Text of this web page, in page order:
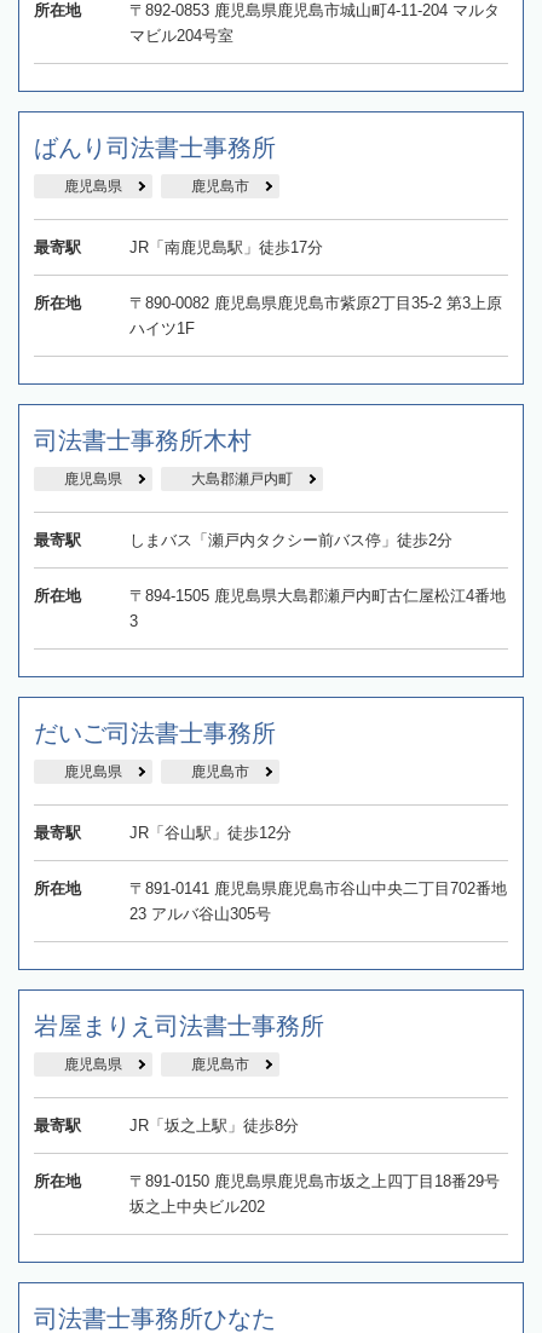
所在地
〒892-0853 鹿児島県鹿児島市城山町4-11-204 マルタ
マビル204号室
ばんり司法書士事務所
鹿児島県 鹿児島市
最寄駅 JR「南鹿児島駅」徒歩17分
所在地
〒890-0082 鹿児島県鹿児島市紫原2丁目35-2 第3上原
ハイツ1F
司法書士事務所木村
鹿児島県 大島郡瀬戸内町
最寄駅 しまバス「瀬戸内タクシー前バス停」徒歩2分
所在地
〒894-1505 鹿児島県大島郡瀬戸内町古仁屋松江4番地
3
だいご司法書士事務所
鹿児島県 鹿児島市
最寄駅 JR「谷山駅」徒歩12分
所在地
〒891-0141 鹿児島県鹿児島市谷山中央二丁目702番地
23 アルバ谷山305号
岩屋まりえ司法書士事務所
鹿児島県 鹿児島市
最寄駅 JR「坂之上駅」徒歩8分
所在地
〒891-0150 鹿児島県鹿児島市坂之上四丁目18番29号
坂之上中央ビル202
司法書士事務所ひなた